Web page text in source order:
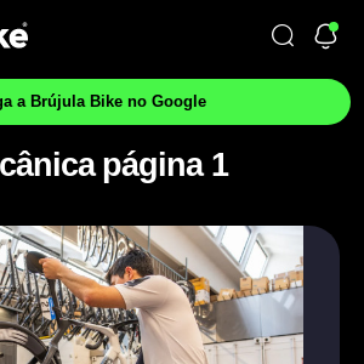
a Brújula Bike no Google
página 1